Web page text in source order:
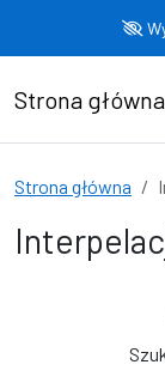
Strona główna
Strona główna